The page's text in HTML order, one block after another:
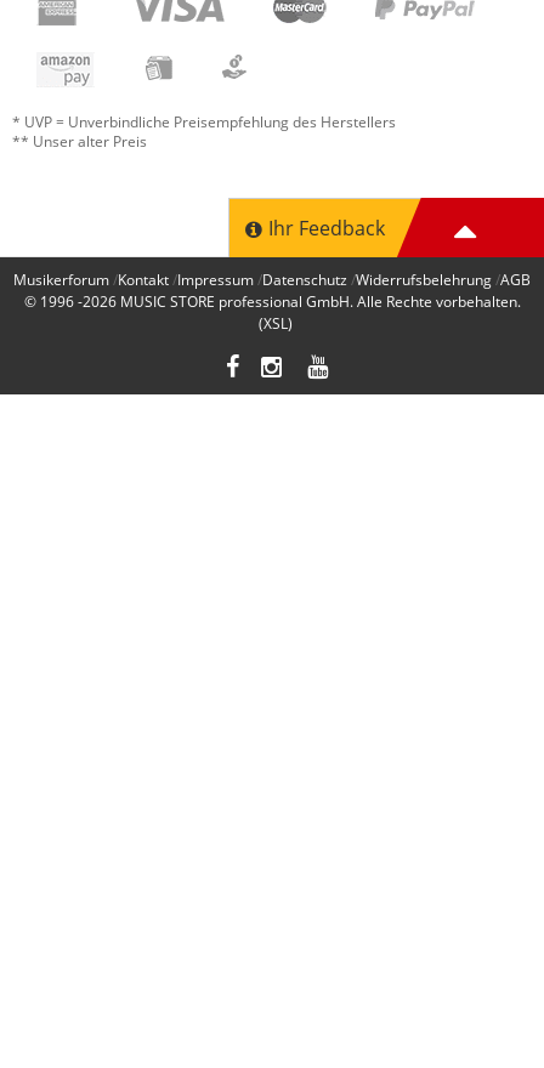
* UVP = Unverbindliche Preisempfehlung des Herstellers
** Unser alter Preis
Ihr Feedback
Musikerforum Kontakt Impressum Datenschutz Widerrufsbelehrung AGB
© 1996 -2026 MUSIC STORE professional GmbH. Alle Rechte vorbehalten.
(XSL)